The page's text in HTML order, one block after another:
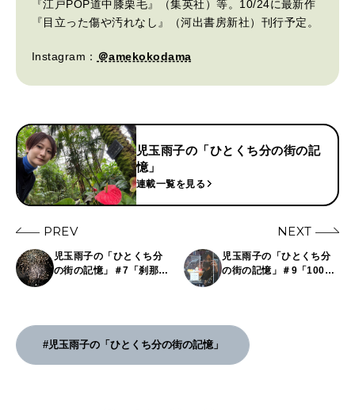
『江戸POP道中膝栗毛』（集英社）等。10/24に最新作
『目立った傷や汚れなし』（河出書房新社）刊行予定。
Instagram： ＠amekokodama
児玉雨子の「ひとくち分の街の記
憶」
連載一覧を見る
PREV
児玉雨子の「ひとくち分
の街の記憶」＃7「刹那に
NEXT
児玉雨子の「ひとくち分
の街の記憶」＃9「1000
#児玉雨子の「ひとくち分の街の記憶」